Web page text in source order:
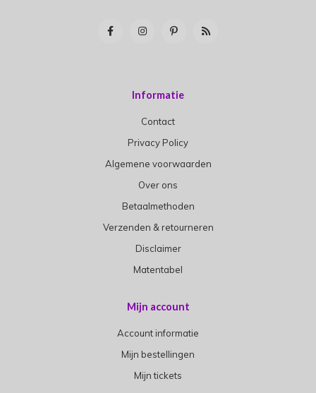
Informatie
Contact
Privacy Policy
Algemene voorwaarden
Over ons
Betaalmethoden
Verzenden & retourneren
Disclaimer
Matentabel
Mijn account
Account informatie
Mijn bestellingen
Mijn tickets